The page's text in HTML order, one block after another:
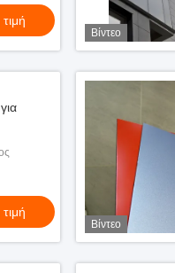
Βίντεο
Βίντεο